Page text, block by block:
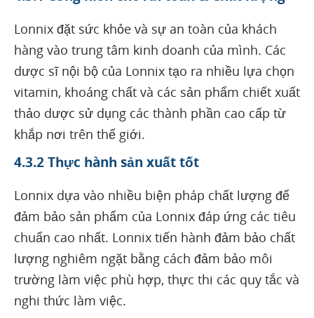
Lonnix đặt sức khỏe và sự an toàn của khách
hàng vào trung tâm kinh doanh của mình. Các
dược sĩ nội bộ của Lonnix tạo ra nhiều lựa chọn
vitamin, khoáng chất và các sản phẩm chiết xuất
thảo dược sử dụng các thành phần cao cấp từ
khắp nơi trên thế giới.
4.3.2 Thực hành sản xuất tốt
Lonnix dựa vào nhiều biện pháp chất lượng để
đảm bảo sản phẩm của Lonnix đáp ứng các tiêu
chuẩn cao nhất. Lonnix tiến hành đảm bảo chất
lượng nghiêm ngặt bằng cách đảm bảo môi
trường làm việc phù hợp, thực thi các quy tắc và
nghi thức làm việc.